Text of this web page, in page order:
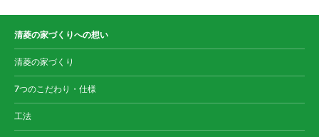
清菱の家づくりへの想い
清菱の家づくり
7つのこだわり・仕様
工法